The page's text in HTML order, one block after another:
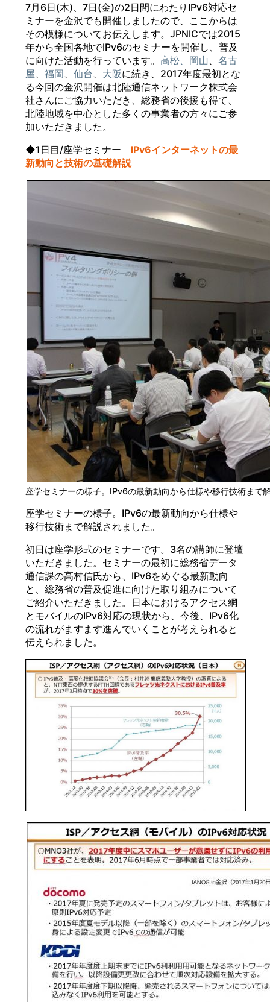
7月6日(木)、7日(金)の2日間にわたりIPv6対応セ
ミナーを金沢でも開催しましたので、ここからは
その模様についてお伝えします。JPNICでは2015
年から全国各地でIPv6のセミナーを開催し、普及
に向けた活動を行っています。 高松、岡山
名古
屋
福岡 仙台 大阪に続き、2017年度最初とな
る今回の金沢開催は北陸通信ネットワーク株式会
社さんにご協力いただき、総務省の後援も得て、
北陸地域を中心とした多くの事業者の方々にご参
加いただきました。
◆1日目/座学セミナー IPv6インターネットの最
新動向と技術の基礎解説
座学セミナーの様子。IPv6の最新動向から仕様や移行技術まで
座学セミナーの様子。IPv6の最新動向から仕様や
移行技術まで解説されました。
初日は座学形式のセミナーです。3名の講師に登壇
いただきました。セミナーの最初に総務省データ
通信課の高村信氏から、IPv6をめぐる最新動向
と、総務省の普及促進に向けた取り組みについて
ご紹介いただきました。日本におけるアクセス網
とモバイルのIPv6対応の現状から、今後、IPv6化
の流れがますます進んでいくことが考えられると
伝えられました。